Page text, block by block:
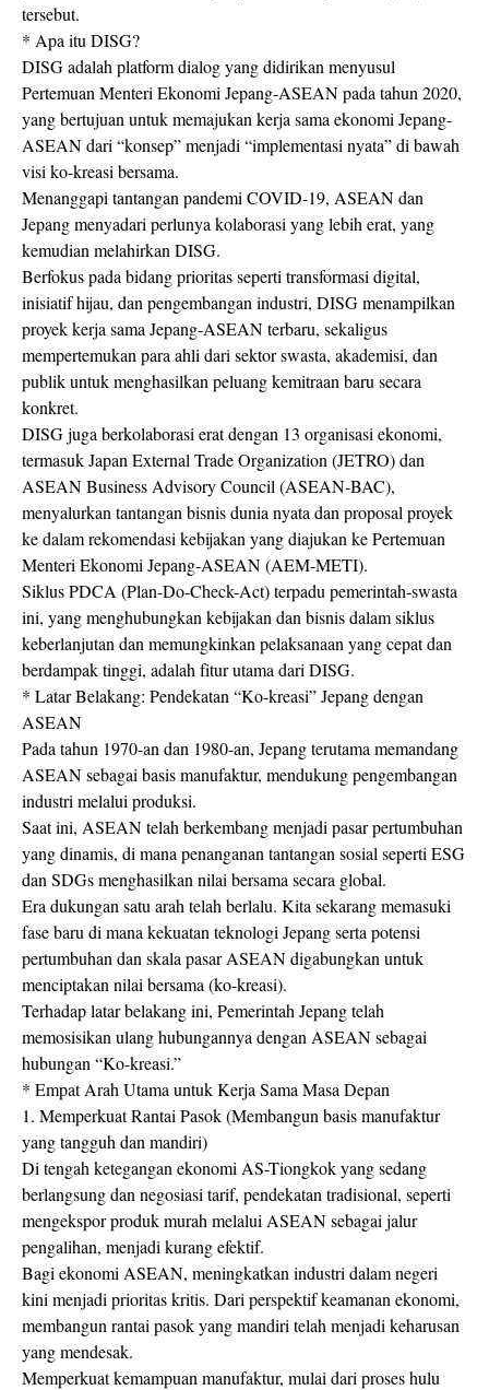
tersebut.
* Apa itu DISG?
DISG adalah platform dialog yang didirikan menyusul
Pertemuan Menteri Ekonomi Jepang-ASEAN pada tahun 2020,
yang bertujuan untuk memajukan kerja sama ekonomi Jepang-
ASEAN dari “konsep” menjadi “implementasi nyata” di bawah
visi ko-kreasi bersama.
Menanggapi tantangan pandemi COVID-19, ASEAN dan
Jepang menyadari perlunya kolaborasi yang lebih erat, yang
kemudian melahirkan DISG.
Berfokus pada bidang prioritas seperti transformasi digital,
inisiatif hijau, dan pengembangan industri, DISG menampilkan
proyek kerja sama Jepang-ASEAN terbaru, sekaligus
mempertemukan para ahli dari sektor swasta, akademisi, dan
publik untuk menghasilkan peluang kemitraan baru secara
konkret.
DISG juga berkolaborasi erat dengan 13 organisasi ekonomi,
termasuk Japan External Trade Organization (JETRO) dan
ASEAN Business Advisory Council (ASEAN-BAC),
menyalurkan tantangan bisnis dunia nyata dan proposal proyek
ke dalam rekomendasi kebijakan yang diajukan ke Pertemuan
Menteri Ekonomi Jepang-ASEAN (AEM-METI).
Siklus PDCA (Plan-Do-Check-Act) terpadu pemerintah-swasta
ini, yang menghubungkan kebijakan dan bisnis dalam siklus
keberlanjutan dan memungkinkan pelaksanaan yang cepat dan
berdampak tinggi, adalah fitur utama dari DISG.
* Latar Belakang: Pendekatan “Ko-kreasi” Jepang dengan
ASEAN
Pada tahun 1970-an dan 1980-an, Jepang terutama memandang
ASEAN sebagai basis manufaktur, mendukung pengembangan
industri melalui produksi.
Saat ini, ASEAN telah berkembang menjadi pasar pertumbuhan
yang dinamis, di mana penanganan tantangan sosial seperti ESG
dan SDGs menghasilkan nilai bersama secara global.
Era dukungan satu arah telah berlalu. Kita sekarang memasuki
fase baru di mana kekuatan teknologi Jepang serta potensi
pertumbuhan dan skala pasar ASEAN digabungkan untuk
menciptakan nilai bersama (ko-kreasi).
Terhadap latar belakang ini, Pemerintah Jepang telah
memosisikan ulang hubungannya dengan ASEAN sebagai
hubungan “Ko-kreasi.”
* Empat Arah Utama untuk Kerja Sama Masa Depan
1. Memperkuat Rantai Pasok (Membangun basis manufaktur
yang tangguh dan mandiri)
Di tengah ketegangan ekonomi AS-Tiongkok yang sedang
berlangsung dan negosiasi tarif, pendekatan tradisional, seperti
mengekspor produk murah melalui ASEAN sebagai jalur
pengalihan, menjadi kurang efektif.
Bagi ekonomi ASEAN, meningkatkan industri dalam negeri
kini menjadi prioritas kritis. Dari perspektif keamanan ekonomi,
membangun rantai pasok yang mandiri telah menjadi keharusan
yang mendesak.
Memperkuat kemampuan manufaktur, mulai dari proses hulu